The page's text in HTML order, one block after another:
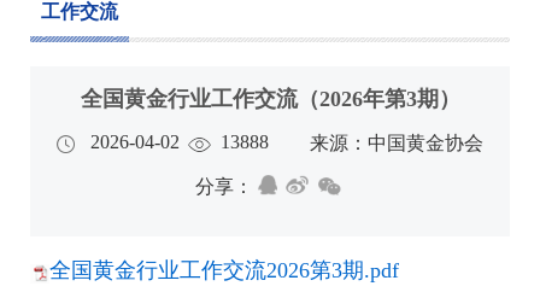
工作交流
全国黄金行业工作交流（2026年第3期）
2026-04-02 13888 来源：中国黄金协会
分享：
全国黄金行业工作交流2026第3期.pdf